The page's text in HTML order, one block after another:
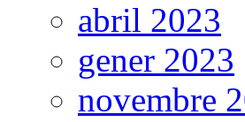
abril 2023
gener 2023
novembre